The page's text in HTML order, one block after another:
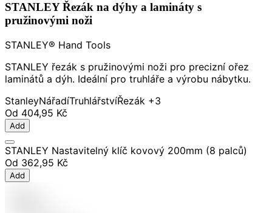
STANLEY Řezák na dýhy a lamináty s
pružinovými noži
STANLEY® Hand Tools
STANLEY řezák s pružinovými noži pro precizní ořez
laminátů a dýh. Ideální pro truhláře a výrobu nábytku.
StanleyNářadíTruhlářstvíŘezák +3
Od 404,95 Kč
Add
STANLEY Nastavitelný klíč kovový 200mm (8 palců)
Od 362,95 Kč
Add